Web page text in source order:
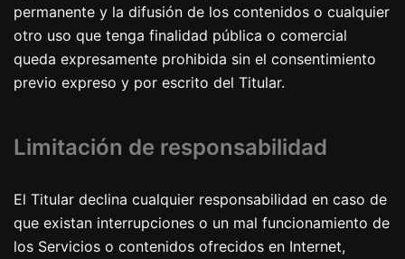
permanente y la difusión de los contenidos o cualquier
otro uso que tenga finalidad pública o comercial
queda expresamente prohibida sin el consentimiento
previo expreso y por escrito del Titular.
Limitación de responsabilidad
El Titular declina cualquier responsabilidad en caso de
que existan interrupciones o un mal funcionamiento de
los Servicios o contenidos ofrecidos en Internet,